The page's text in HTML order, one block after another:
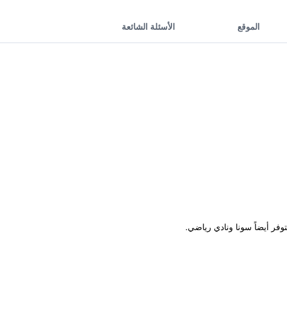
الموقع الأسئلة الشائعة